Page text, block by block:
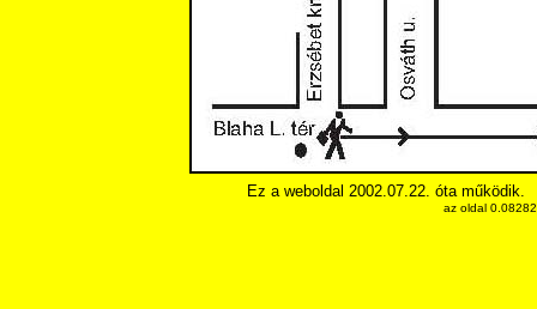
Ez a weboldal 2002.07.22. óta működik.
az oldal